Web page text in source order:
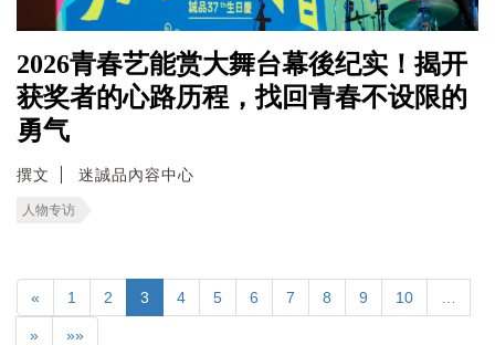
2026青春艺能赏大舞台幕後纪实！揭开
获奖者的心路历程，找回青春不设限的
勇气
撰文 迷誠品內容中心
人物专访
« 1 2 3 4 5 6 7 8 9 10
» »»